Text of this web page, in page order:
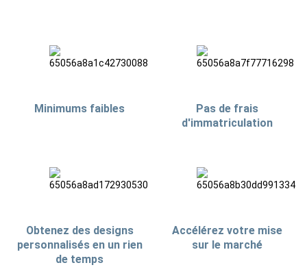
Minimums faibles
Pas de frais
d'immatriculation
Obtenez des designs
personnalisés en un rien
de temps
Accélérez votre mise
sur le marché